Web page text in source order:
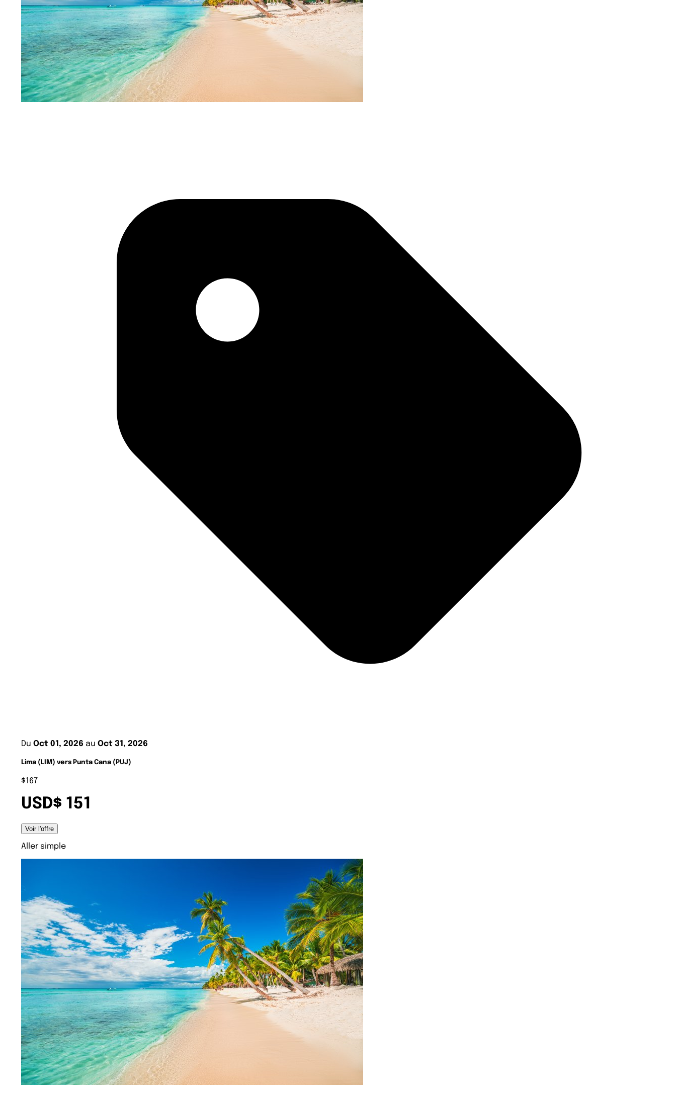
Du Oct 01, 2026 au Oct 31, 2026
Lima (LIM) vers Punta Cana (PUJ)
$167
USD$ 151
Voir l'offre
Aller simple